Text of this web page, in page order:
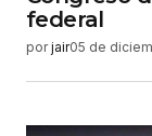
federal
por jair05 de